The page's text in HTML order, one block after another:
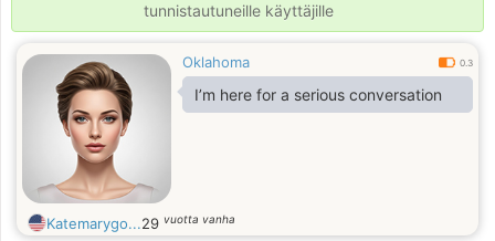
tunnistautuneille käyttäjille
Oklahoma 0.3
I’m here for a serious conversation
Katemarygo...29 vuotta vanha